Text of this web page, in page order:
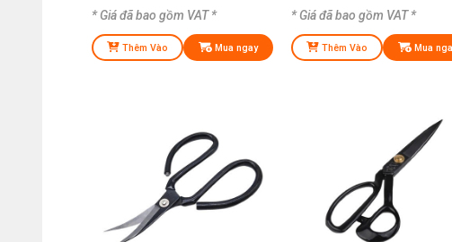
* Giá đã bao gồm VAT *
Thêm Vào Mua ngay
* Giá đã bao gồm VAT *
Thêm Vào Mua